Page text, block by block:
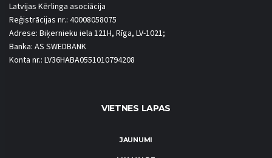
Latvijas Kērlinga asociācija
Reģistrācijas nr.: 40008058075
Adrese: Biķernieku iela 121H, Rīga, LV-1021;
Banka: AS SWEDBANK
Konta nr.: LV36HABA0551010794208
VIETNES LAPAS
JAUNUMI